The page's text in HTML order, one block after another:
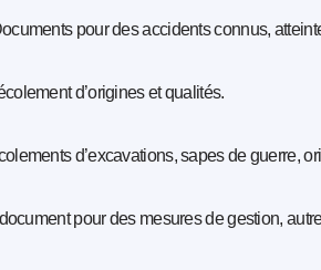
pour des accidents connus,
d’origines et qualités.
d’excavations, sapes de guerre,
pour des mesures de gestion,